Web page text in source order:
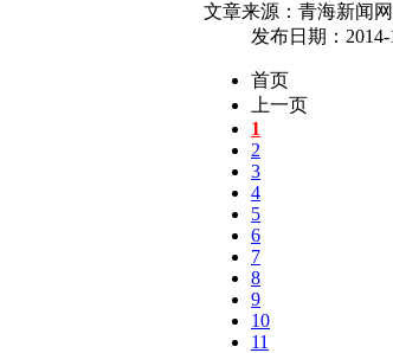
文章来源：青海新闻
发布日期：2014-
首页
上一页
1
2
3
4
5
6
7
8
9
10
11